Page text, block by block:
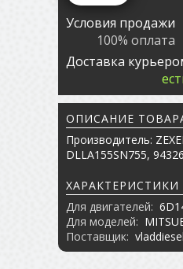
Условия продажи
100% оплата
Доставка
ОПИСАНИЕ
Производитель:
DLLA155SN755,
ХАРАКТЕРИСТИКИ
Для двигателей:
Для моделей:
Поставщик: vladdiesel